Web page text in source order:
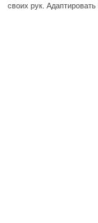
своих рук. Адаптировать